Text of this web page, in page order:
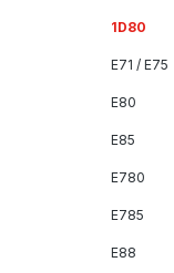
1D80
E71 / E75
E80
E85
E780
E785
E88